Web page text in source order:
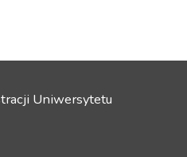
Uniwersytetu